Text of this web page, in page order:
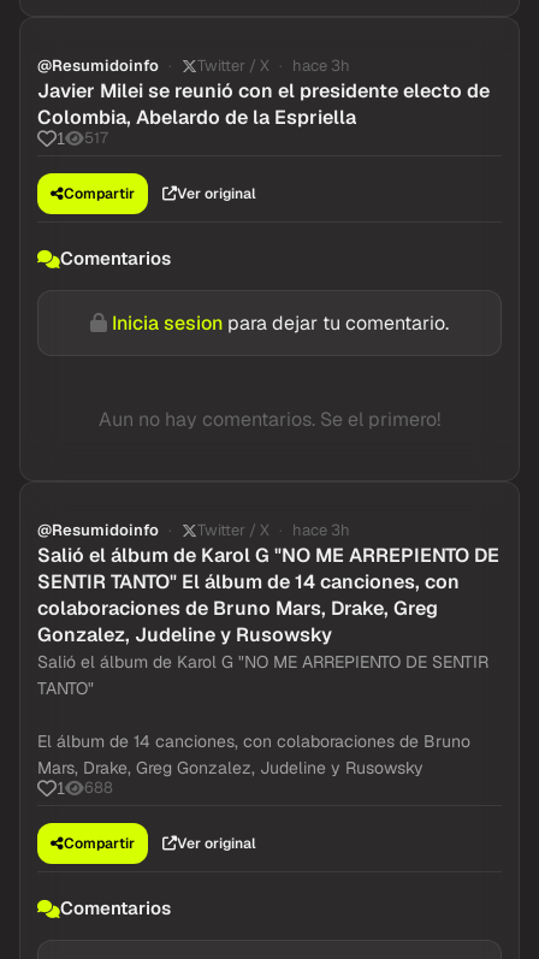
@Resumidoinfo Twitter / X hace 3h
Javier Milei se reunió con el presidente electo de
Colombia, Abelardo de la Espriella
1 517
Compartir Ver original
Comentarios
Inicia sesion para dejar tu comentario.
Aun no hay comentarios. Se el primero!
@Resumidoinfo Twitter / X hace 3h
Salió el álbum de Karol G "NO ME ARREPIENTO DE
SENTIR TANTO" El álbum de 14 canciones, con
colaboraciones de Bruno Mars, Drake, Greg
Gonzalez, Judeline y Rusowsky
Salió el álbum de Karol G "NO ME ARREPIENTO DE SENTIR
TANTO"
El álbum de 14 canciones, con colaboraciones de Bruno
Mars, Drake, Greg Gonzalez, Judeline y Rusowsky
1 688
Compartir Ver original
Comentarios